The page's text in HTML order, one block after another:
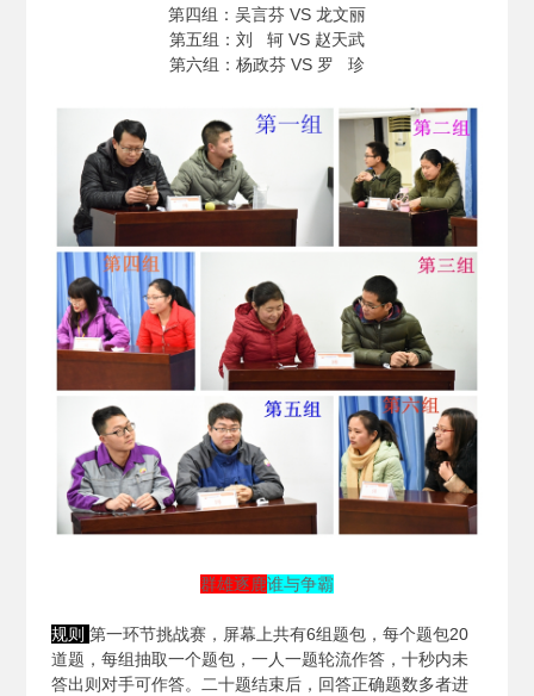
第四组：吴言芬 VS 龙文丽
第五组：刘 轲 VS 赵天武
第六组：杨政芬 VS 罗 珍
群雄逐鹿谁与争霸
规则 第一环节挑战赛，屏幕上共有6组题包，每个题包20
道题，每组抽取一个题包，一人一题轮流作答，十秒内未
答出则对手可作答。二十题结束后，回答正确题数多者进